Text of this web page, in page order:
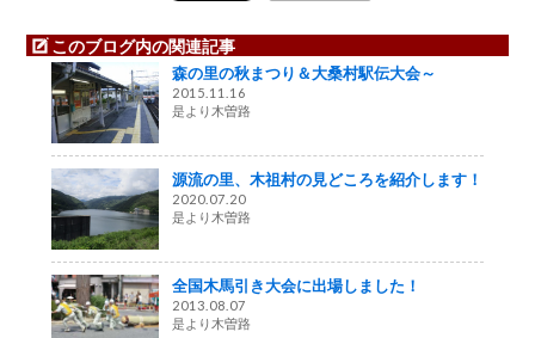
このブログ内の関連記事
森の里の秋まつり＆大桑村駅伝大会～
2015.11.16
是より木曽路
源流の里、木祖村の見どころを紹介します！
2020.07.20
是より木曽路
全国木馬引き大会に出場しました！
2013.08.07
是より木曽路